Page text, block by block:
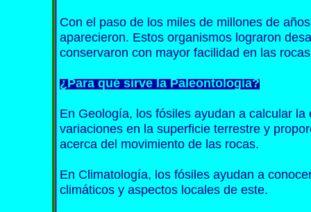
Con el paso de los miles de millones de
aparecieron. Estos organismos lograron
conservaron con mayor facilidad en las
¿Para qué sirve la Paleontología?
En Geología, los fósiles ayudan a calcular
variaciones en la superficie terrestre y
acerca del movimiento de las rocas.
En Climatología, los fósiles ayudan a
climáticos y aspectos locales de este.